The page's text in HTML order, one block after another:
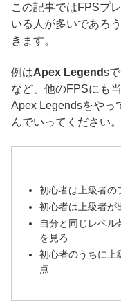
この記事ではFPSプ
いる人が多いであろう
きます。
例はApex Legendsで
など、他のFPSにも
Apex Legendsをやっ
んでいってください。
初心者は上級者の
初心者は上級者が
自分と同じレベ
を見ろ
初心者のうちに上
点